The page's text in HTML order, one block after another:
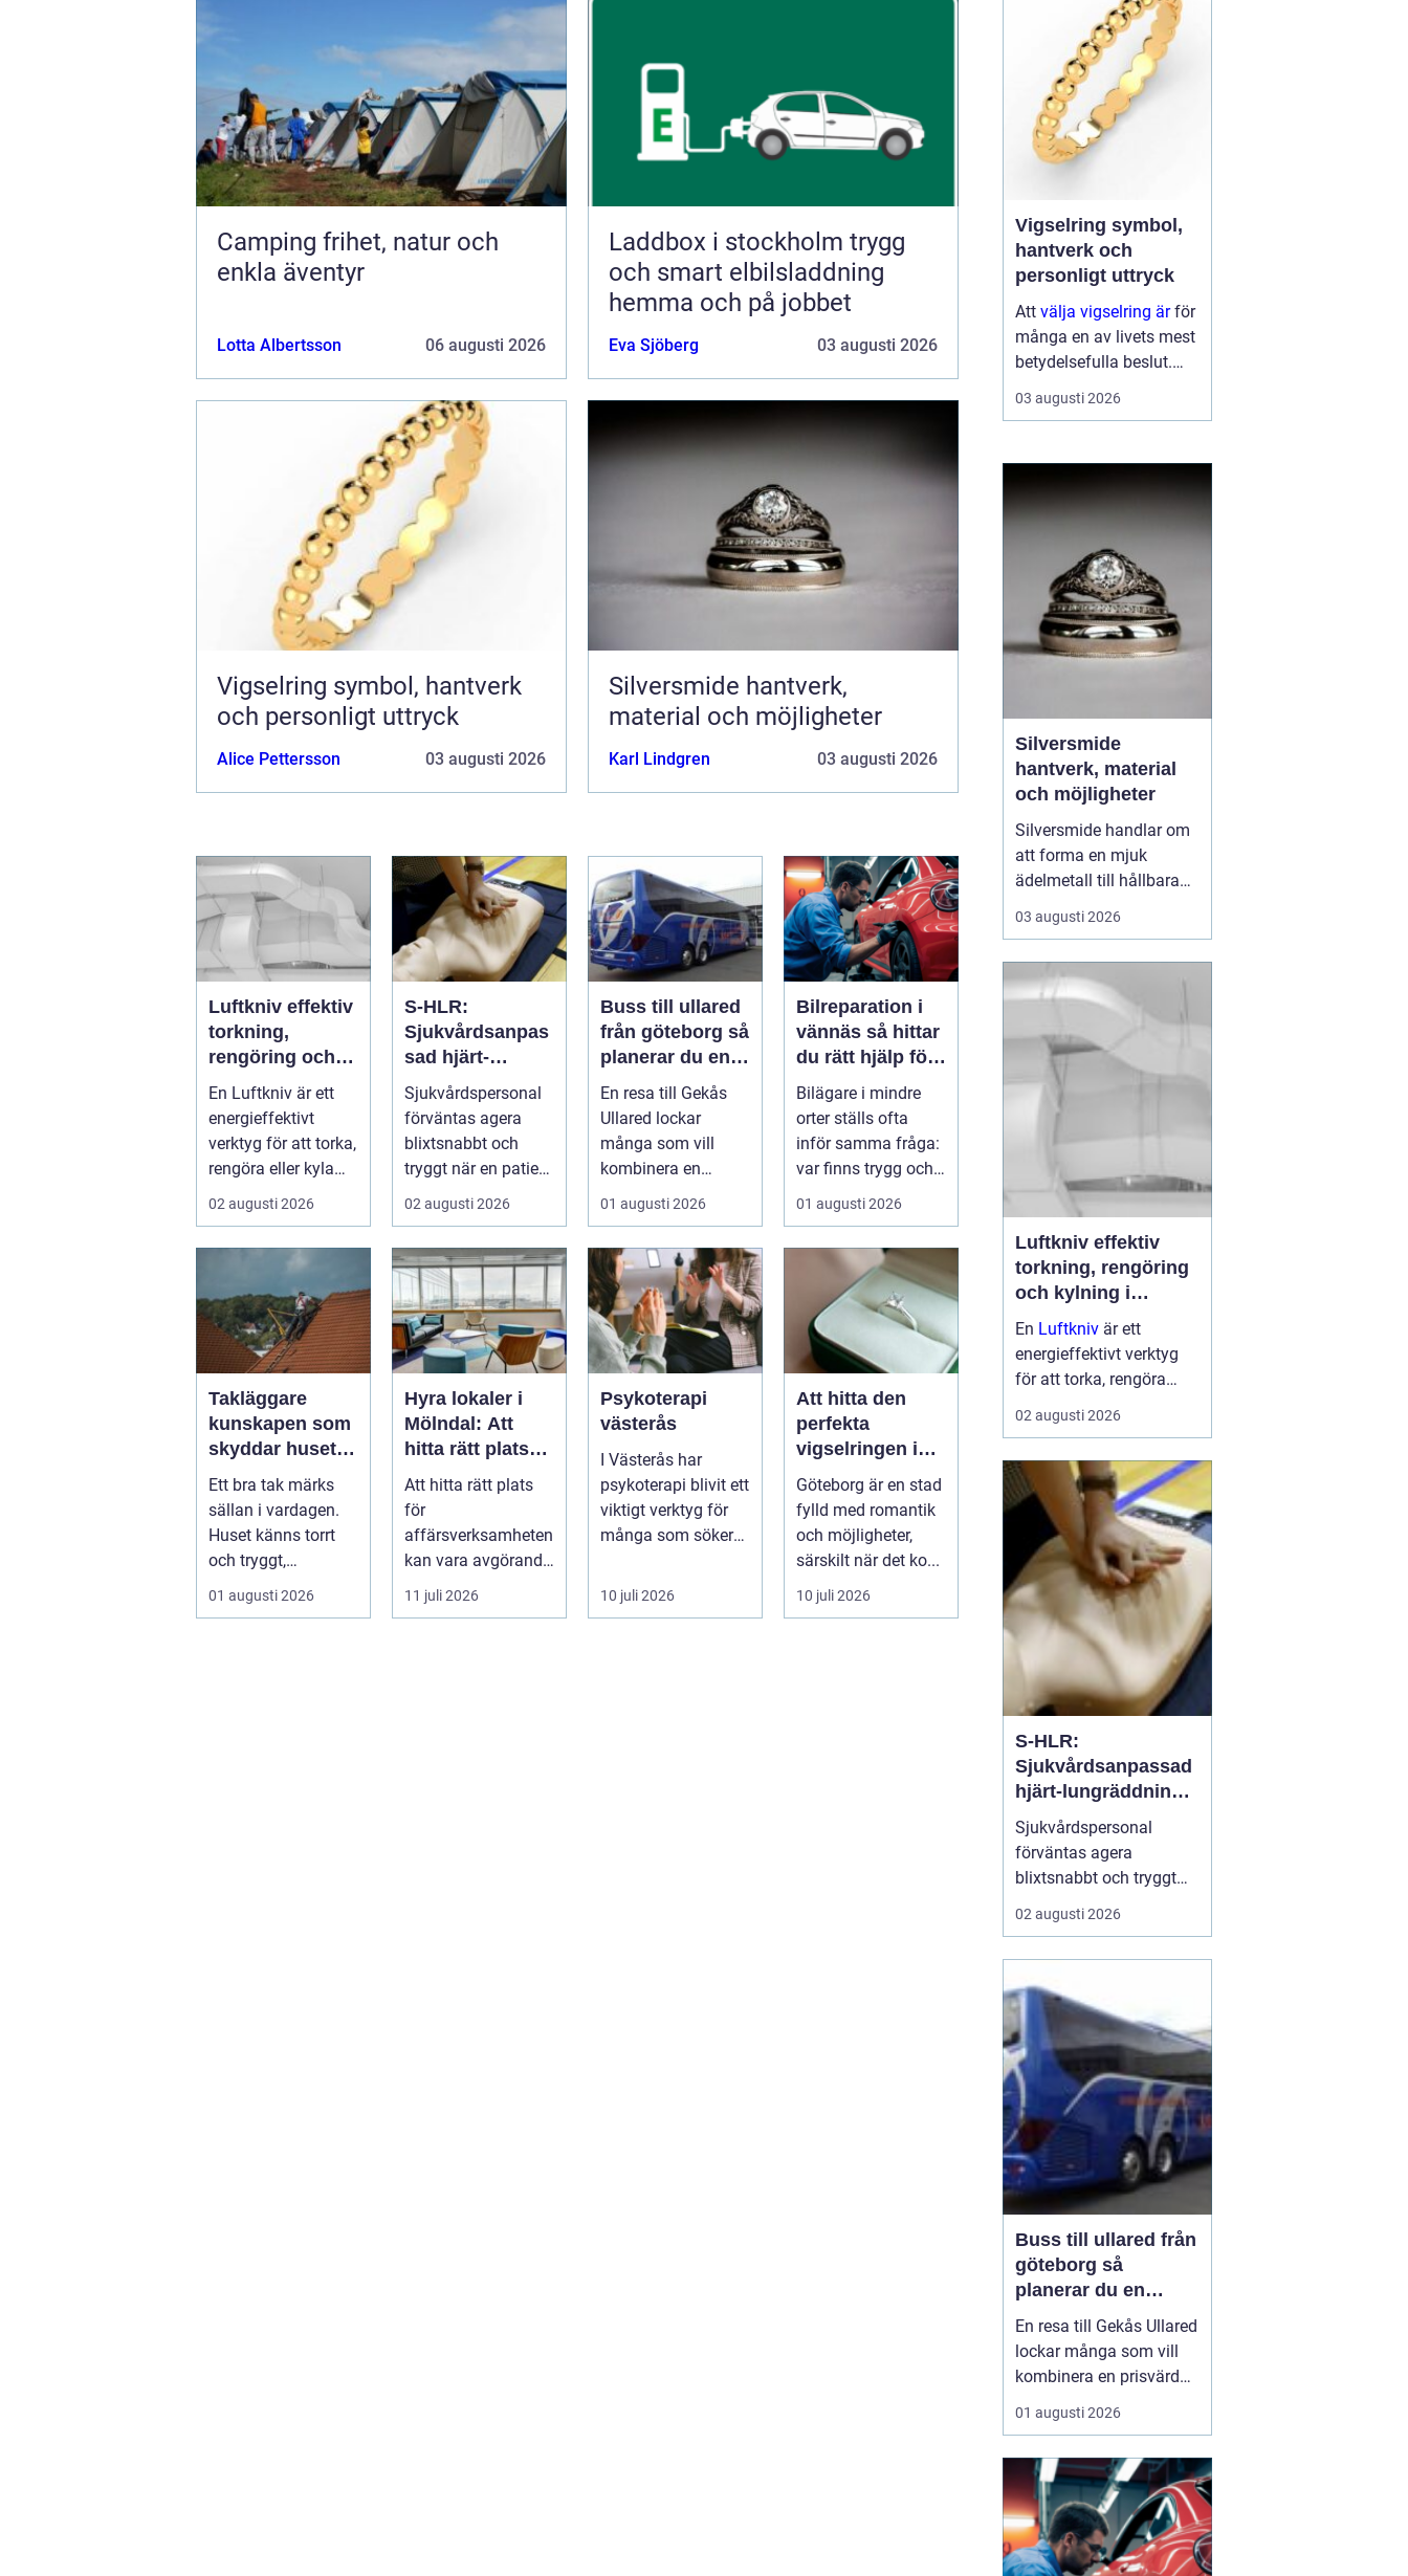
Camping frihet, natur och
enkla äventyr
Lotta Albertsson 06 augusti 2026
Laddbox i stockholm trygg
och smart elbilsladdning
hemma och på jobbet
Eva Sjöberg 03 augusti 2026
Vigselring symbol, hantverk
och personligt uttryck
Alice Pettersson 03 augusti 2026
Silversmide hantverk,
material och möjligheter
Karl Lindgren 03 augusti 2026
Luftkniv effektiv
torkning,
rengöring och
kylning i
modern industri
En Luftkniv är ett
energieffektivt
verktyg för att torka,
rengöra eller kyla
produkter i rörelse.
02 augusti 2026
S-HLR:
Sjukvårdsanpas
sad hjärt-
lungräddning
som räddar liv
Sjukvårdspersonal
förväntas agera
blixtsnabbt och
tryggt när en patient
drabbas...
02 augusti 2026
Buss till ullared
från göteborg så
planerar du en
smidig
shoppingdag
En resa till Gekås
Ullared lockar
många som vill
kombinera en
shoppingdag med
en enkel och ...
01 augusti 2026
Bilreparation i
vännäs så hittar
du rätt hjälp för
din bil
Bilägare i mindre
orter ställs ofta
inför samma fråga:
var finns trygg och
prisvärd hjälp när
bilen ...
01 augusti 2026
Takläggare
kunskapen som
skyddar huset i
längden
Ett bra tak märks
sällan i vardagen.
Huset känns torrt
och tryggt,
inomhusklimatet
fungerar och ener...
01 augusti 2026
Hyra lokaler i
Mölndal: Att
hitta rätt plats
för
affärsverksamhe
ten
Att hitta rätt plats
för
affärsverksamheten
kan vara avgörande
för ett f&ou...
11 juli 2026
Psykoterapi
västerås
I Västerås har
psykoterapi blivit ett
viktigt verktyg för
många som söker
välmående i liv...
10 juli 2026
Att hitta den
perfekta
vigselringen i
Göteborg
Göteborg är en stad
fylld med romantik
och möjligheter,
särskilt när det ko...
10 juli 2026
säkerhet än vägg...
Vigselring symbol,
hantverk och
personligt uttryck
Att välja vigselring ärför
många en av livets mest
betydelsefulla beslut.
Ringen ska bäras varje
dag, under lång tid, och
som formades i en sp...
03 augusti 2026
Silversmide
hantverk, material
och möjligheter
Silversmide handlar om
att forma en mjuk
ädelmetall till hållbara
och personliga föremål. I
grunden rör det sig om
såga, fila, hamra och
löda. I praktiken rymmer
hantverket en hel värld
av tekniker, verktyg,
legeringar och uttryck.
03 augusti 2026
Luftkniv effektiv
torkning, rengöring
och kylning i
modern industri
En Luftkniv är ett
energieffektivt verktyg
för att torka, rengöra
eller kyla produkter i
rörelse. Tekniken bygger
koncentrerad luftström
som blåser bort vatten,
damm, smuts eller
överskottsvätska ...
02 augusti 2026
S-HLR:
Sjukvårdsanpassad
hjärt-lungräddning
som räddar liv
Sjukvårdspersonal
förväntas agera
blixtsnabbt och tryggt
när en patient drabbas
av hjärtstopp. Då räcker
fördjupad form av hjärt-
lungräddning som ä...
02 augusti 2026
Buss till ullared från
göteborg så
planerar du en
smidig shoppingdag
En resa till Gekås Ullared
lockar många som vill
kombinera en prisvärd
shoppingdag med en
enkel och bekväm
till Ullared från Göteborg
gördagen mindre
stressig än om ...
01 augusti 2026